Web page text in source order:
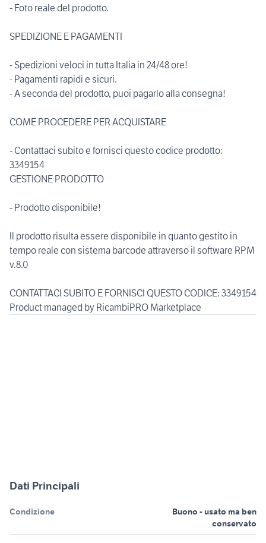
- Foto reale del prodotto.
SPEDIZIONE E PAGAMENTI
- Spedizioni veloci in tutta Italia in 24/48 ore!
- Pagamenti rapidi e sicuri.
- A seconda del prodotto, puoi pagarlo alla consegna!
COME PROCEDERE PER ACQUISTARE
- Contattaci subito e fornisci questo codice prodotto:
3349154
GESTIONE PRODOTTO
- Prodotto disponibile!
Il prodotto risulta essere disponibile in quanto gestito in
tempo reale con sistema barcode attraverso il software RPM
v.8.0
CONTATTACI SUBITO E FORNISCI QUESTO CODICE: 3349154
Product managed by RicambiPRO Marketplace
Dati Principali
Condizione
Buono - usato ma ben
conservato